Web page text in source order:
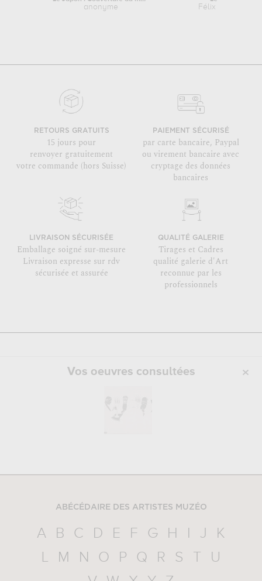
anonyme Félix Vallotton
RETOURS GRATUITS
15 jours pour
renvoyer gratuitement
votre commande (hors Suisse)
PAIEMENT SÉCURISÉ
par carte bancaire, Paypal
ou virement bancaire avec
cryptage des données
bancaires
LIVRAISON SÉCURISÉE
Emballage soigné sur-mesure
Livraison expresse sur rdv
sécurisée et assurée
QUALITÉ GALERIE
Tirages et Cadres
qualité galerie d'Art
reconnue par les
professionnels
Vos oeuvres consultées
ABÉCÉDAIRE DES ARTISTES MUZÉO
A B C D E F G H J
K
L
M N O P Q R S
U